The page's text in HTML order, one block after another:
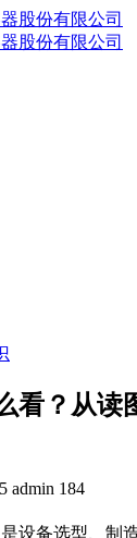
看？从读
admin 184
设备选型、制